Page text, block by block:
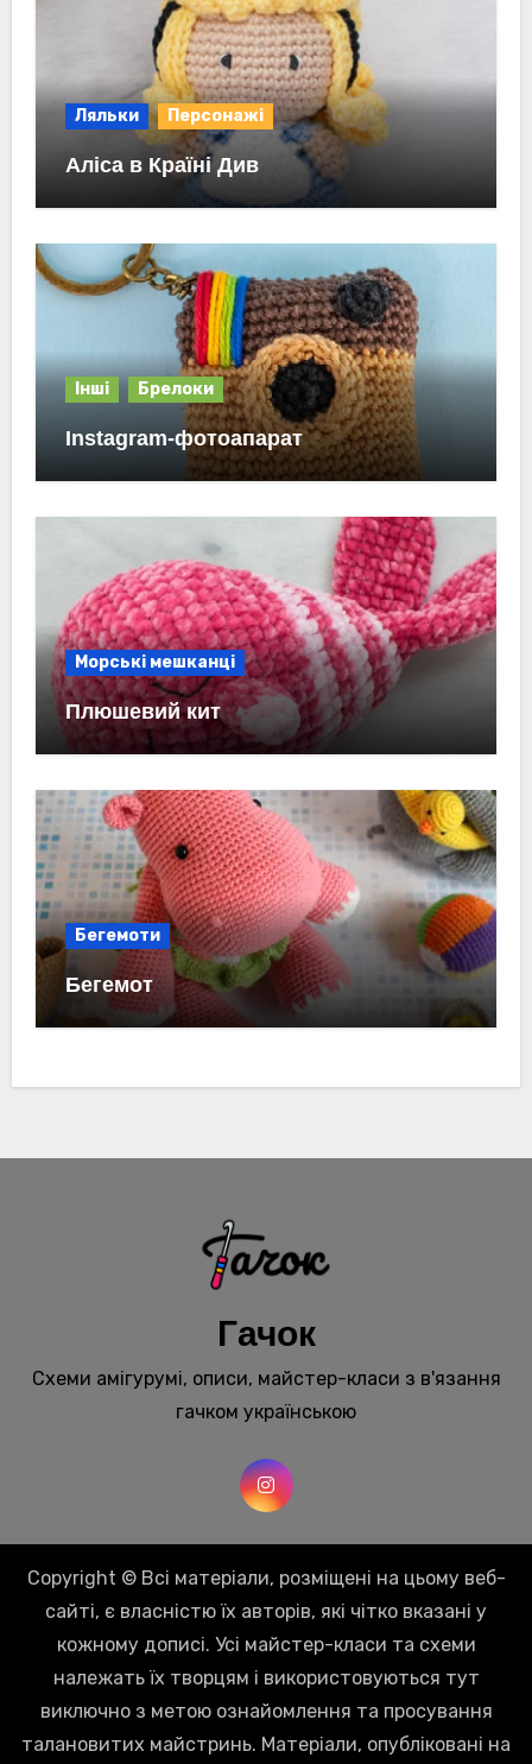
Ляльки Персонажі
Аліса в Країні Див
Інші Брелоки
Instagram-фотоапарат
Морські мешканці
Плюшевий кит
Бегемоти
Бегемот
Гачок
Схеми амігурумі, описи, майстер-класи з в'язання
гачком українською
Copyright © Всі матеріали, розміщені на цьому веб-
сайті, є власністю їх авторів, які чітко вказані у
кожному дописі. Усі майстер-класи та схеми
належать їх творцям і використовуються тут
виключно з метою ознайомлення та просування
талановитих майстринь. Матеріали, опубліковані на